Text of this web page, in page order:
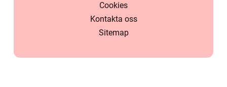
Cookies
Kontakta oss
Sitemap